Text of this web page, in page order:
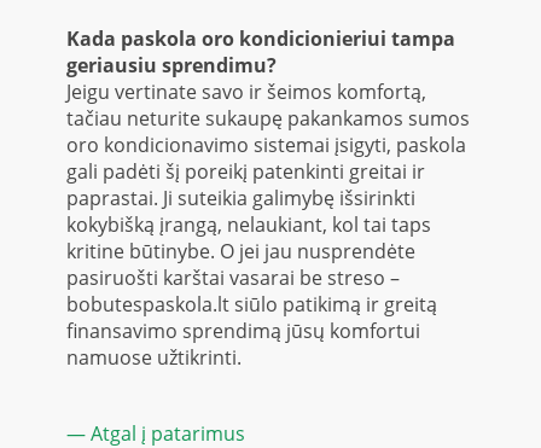
Kada paskola oro kondicionieriui tampa
geriausiu sprendimu?
Jeigu vertinate savo ir šeimos komfortą,
tačiau neturite sukaupę pakankamos sumos
oro kondicionavimo sistemai įsigyti, paskola
gali padėti šį poreikį patenkinti greitai ir
paprastai. Ji suteikia galimybę išsirinkti
kokybišką įrangą, nelaukiant, kol tai taps
kritine būtinybe. O jei jau nusprendėte
pasiruošti karštai vasarai be streso –
bobutespaskola.lt siūlo patikimą ir greitą
finansavimo sprendimą jūsų komfortui
namuose užtikrinti.
— Atgal į patarimus